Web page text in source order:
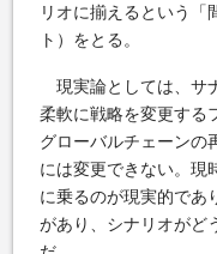
リオに揃えるという「
ト）をとる。
現実論としては、サ
柔軟に戦略を変更する
グローバルチェーンの
には変更できない。現
に乗るのが現実的であ
があり、シナリオがど